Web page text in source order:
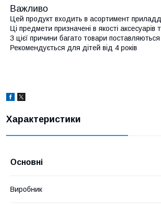
Важливо
Цей продукт входить в асортимент
Ці предмети призначені в якості
З цієї причини багато товари
Рекомендується для дітей від 4 років
Характеристики
Основні
Виробник